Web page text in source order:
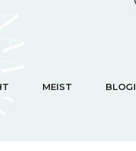
MEIST BLOGI